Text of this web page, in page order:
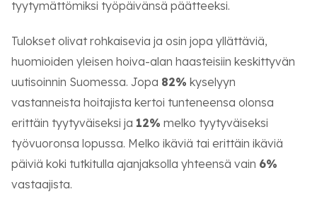
tyytymättömiksi työpäivänsä päätteeksi.
Tulokset olivat rohkaisevia ja osin jopa yllättäviä,
huomioiden yleisen hoiva-alan haasteisiin keskittyvän
uutisoinnin Suomessa. Jopa 82% kyselyyn
vastanneista hoitajista kertoi tunteneensa olonsa
erittäin tyytyväiseksi ja 12% melko tyytyväiseksi
työvuoronsa lopussa. Melko ikäviä tai erittäin ikäviä
päiviä koki tutkitulla ajanjaksolla yhteensä vain 6%
vastaajista.